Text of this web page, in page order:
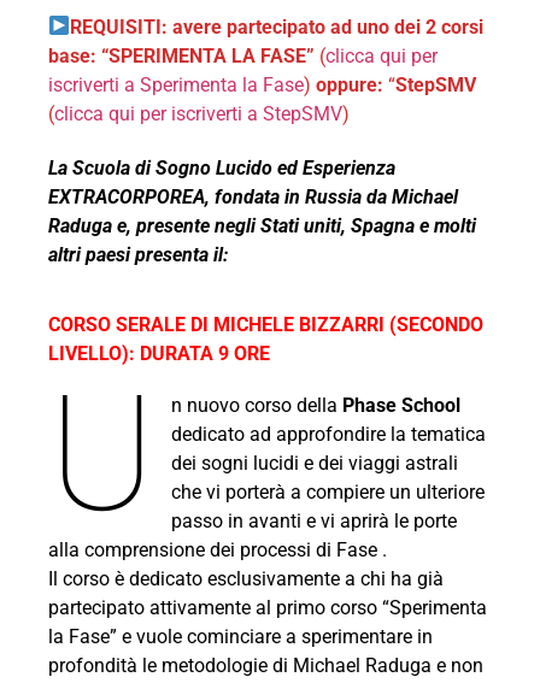
REQUISITI: avere partecipato ad uno dei 2 corsi
base: “SPERIMENTA LA FASE” (clicca qui per
iscriverti a Sperimenta la Fase) oppure: “StepSMV
(clicca qui per iscriverti a StepSMV)
La Scuola di Sogno Lucido ed Esperienza
EXTRACORPOREA, fondata in Russia da Michael
Raduga e, presente negli Stati uniti, Spagna e molti
altri paesi presenta il:
CORSO SERALE DI MICHELE BIZZARRI (SECONDO
LIVELLO): DURATA 9 ORE​
U n nuovo corso della Phase School
dedicato ad approfondire la tematica
dei sogni lucidi e dei viaggi astrali
che vi porterà a compiere un ulteriore
passo in avanti e vi aprirà le porte
alla comprensione dei processi di Fase .
Il corso è dedicato esclusivamente a chi ha già
partecipato attivamente al primo corso “Sperimenta
la Fase” e vuole cominciare a sperimentare in
profondità le metodologie di Michael Raduga e non